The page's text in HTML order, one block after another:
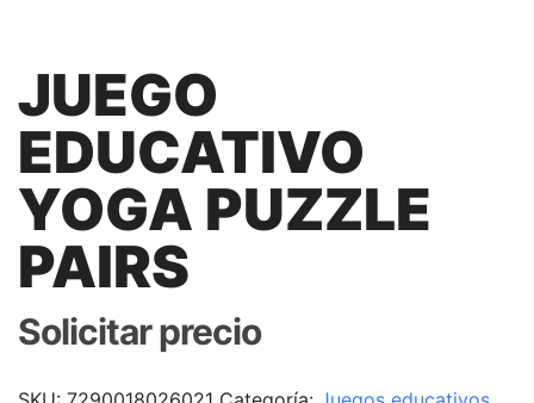
JUEGO
EDUCATIVO
YOGA PUZZLE
PAIRS
Solicitar precio